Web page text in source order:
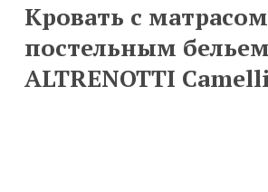
Кровать с
постельным бельем
ALTRENOTTI